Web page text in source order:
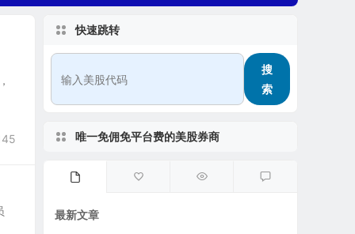
快速跳转
搜
索
唯一免佣免平台费的美股券商
最新文章